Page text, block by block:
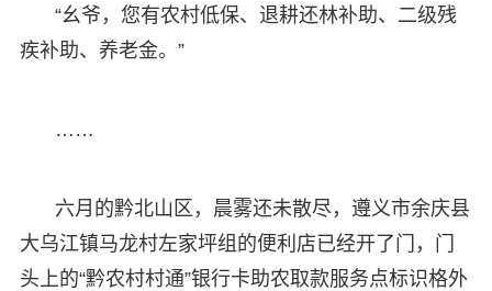
“幺爷，您有农村低保、退耕还林补助、二级残
疾补助、养老金。”
……
六月的黔北山区，晨雾还未散尽，遵义市余庆县
大乌江镇马龙村左家坪组的便利店已经开了门，门
头上的“黔农村村通”银行卡助农取款服务点标识格外